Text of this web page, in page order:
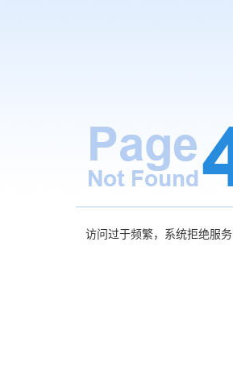
访问过于频繁，系统拒绝服务